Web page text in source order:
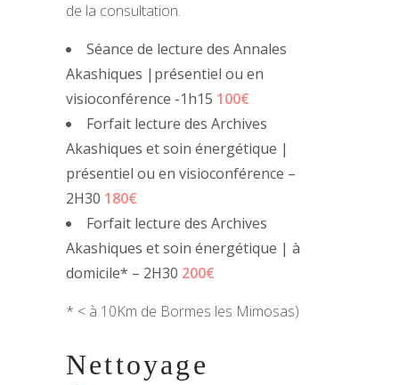
de la consultation.
Séance de lecture des Annales
Akashiques |présentiel ou en
visioconférence -1h15 100€
Forfait lecture des Archives
Akashiques et soin énergétique |
présentiel ou en visioconférence –
2H30 180€
Forfait lecture des Archives
Akashiques et soin énergétique | à
domicile* – 2H30 200€
* < à 10Km de Bormes les Mimosas)
Nettoyage